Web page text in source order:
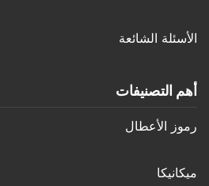
الأسئلة الشائعة
أهم التصنيفات
رموز الأعطال
ميكانيكا